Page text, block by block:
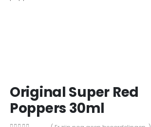
Original Super Red
Poppers 30ml